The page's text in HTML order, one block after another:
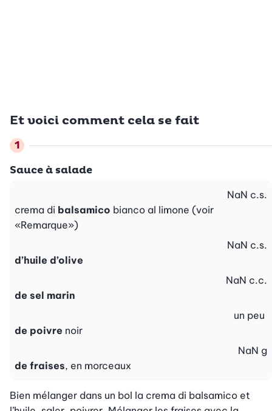
Et voici comment cela se fait
Sauce à salade
crema di balsamico bianco al limone (voir
«Remarque»)
NaN c.s.
d’huile d’olive
NaN c.s.
de sel marin
NaN c.c.
de poivre noir
un peu
de fraises, en morceaux
NaN g
Bien mélanger dans un bol la crema di balsamico et